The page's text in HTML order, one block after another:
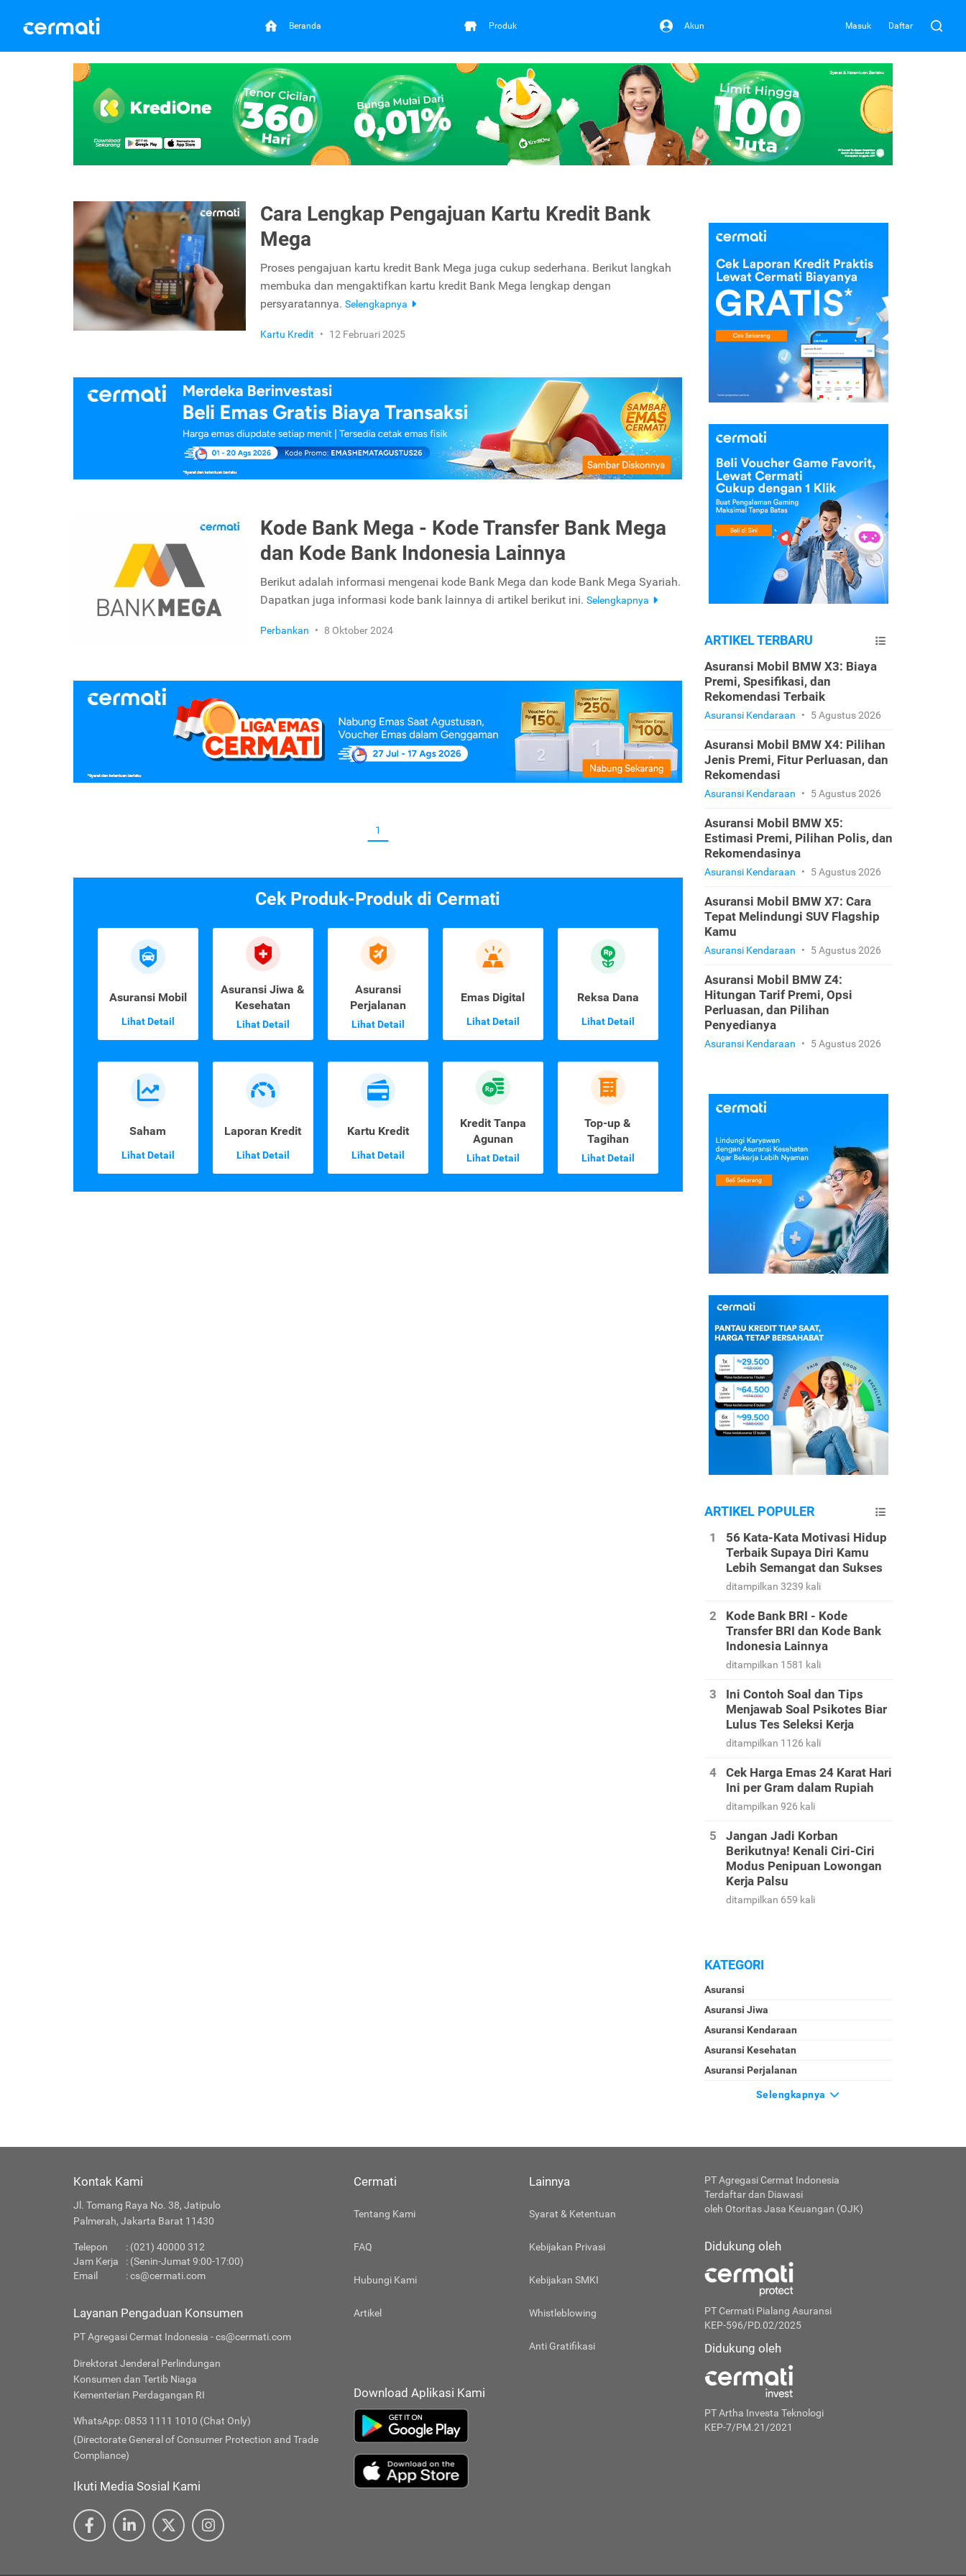
Beranda Produk Akun Masuk Daftar
Cara Lengkap Pengajuan Kartu Kredit Bank
Mega
Proses pengajuan kartu kredit Bank Mega juga cukup sederhana. Berikut langkah
membuka dan mengaktifkan kartu kredit Bank Mega lengkap dengan
persyaratannya. Selengkapnya
Kartu Kredit • 12 Februari 2025
Kode Bank Mega - Kode Transfer Bank Mega
dan Kode Bank Indonesia Lainnya
Berikut adalah informasi mengenai kode Bank Mega dan kode Bank Mega Syariah.
Dapatkan juga informasi kode bank lainnya di artikel berikut ini. Selengkapnya
Perbankan • 8 Oktober 2024
1
Cek Produk-Produk di Cermati
Asuransi Mobil
Lihat Detail
Asuransi Jiwa &
Kesehatan
Lihat Detail
Asuransi
Perjalanan
Lihat Detail
Emas Digital
Lihat Detail
Reksa Dana
Lihat Detail
Saham
Lihat Detail
Laporan Kredit
Lihat Detail
Kartu Kredit
Lihat Detail
Kredit Tanpa
Agunan
Lihat Detail
Top-up &
Tagihan
Lihat Detail
ARTIKEL TERBARU
Asuransi Mobil BMW X3: Biaya
Premi, Spesifikasi, dan
Rekomendasi Terbaik
Asuransi Kendaraan • 5 Agustus 2026
Asuransi Mobil BMW X4: Pilihan
Jenis Premi, Fitur Perluasan, dan
Rekomendasi
Asuransi Kendaraan • 5 Agustus 2026
Asuransi Mobil BMW X5:
Estimasi Premi, Pilihan Polis, dan
Rekomendasinya
Asuransi Kendaraan • 5 Agustus 2026
Asuransi Mobil BMW X7: Cara
Tepat Melindungi SUV Flagship
Kamu
Asuransi Kendaraan • 5 Agustus 2026
Asuransi Mobil BMW Z4:
Hitungan Tarif Premi, Opsi
Perluasan, dan Pilihan
Penyedianya
Asuransi Kendaraan • 5 Agustus 2026
ARTIKEL POPULER
56 Kata-Kata Motivasi Hidup
Terbaik Supaya Diri Kamu
Lebih Semangat dan Sukses
ditampilkan 3239 kali
Kode Bank BRI - Kode
Transfer BRI dan Kode Bank
Indonesia Lainnya
ditampilkan 1581 kali
Ini Contoh Soal dan Tips
Menjawab Soal Psikotes Biar
Lulus Tes Seleksi Kerja
ditampilkan 1126 kali
Cek Harga Emas 24 Karat Hari
Ini per Gram dalam Rupiah
ditampilkan 926 kali
Jangan Jadi Korban
Berikutnya! Kenali Ciri-Ciri
Modus Penipuan Lowongan
Kerja Palsu
ditampilkan 659 kali
KATEGORI
Asuransi
Asuransi Jiwa
Asuransi Kendaraan
Asuransi Kesehatan
Asuransi Perjalanan
Selengkapnya
Kontak Kami
Jl. Tomang Raya No. 38, Jatipulo
Palmerah, Jakarta Barat 11430
Telepon
: (021) 40000 312
Jam Kerja
: (Senin-Jumat 9:00-17:00)
Email
:cs@cermati.com
Layanan Pengaduan Konsumen
PT Agregasi Cermat Indonesia - cs@cermati.com
Direktorat Jenderal Perlindungan
Konsumen dan Tertib Niaga
Kementerian Perdagangan RI
WhatsApp: 0853 1111 1010 (Chat Only)
(Directorate General of Consumer Protection and Trade
Compliance)
Ikuti Media Sosial Kami
Cermati
Tentang Kami
FAQ
Hubungi Kami
Artikel
Lainnya
Syarat & Ketentuan
Kebijakan Privasi
Kebijakan SMKI
Whistleblowing
Anti Gratifikasi
Download Aplikasi Kami
PT Agregasi Cermat Indonesia
Terdaftar dan Diawasi
oleh Otoritas Jasa Keuangan (OJK)
Didukung oleh
PT Cermati Pialang Asuransi
KEP-596/PD.02/2025
Didukung oleh
PT Artha Investa Teknologi
KEP-7/PM.21/2021